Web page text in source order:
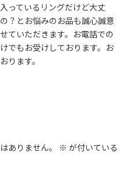
っているリングだけど大丈
？とお悩みのお品も誠心誠意
ていただきます。お電話での
でもお受けしております。お
ります。
ありません。 ※ が付いている